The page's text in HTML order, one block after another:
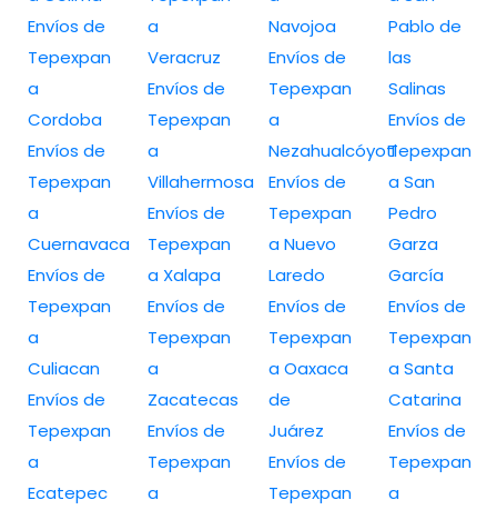
Envíos de
Tepexpan
a
Cordoba
Envíos de
Tepexpan
a
Cuernavaca
Envíos de
Tepexpan
a
Culiacan
Envíos de
Tepexpan
a
Ecatepec
a
Veracruz
Envíos de
Tepexpan
a
Villahermosa
Envíos de
Tepexpan
a Xalapa
Envíos de
Tepexpan
a
Zacatecas
Envíos de
Tepexpan
a
Navojoa
Envíos de
Tepexpan
a
Nezahualcóyotl
Envíos de
Tepexpan
a Nuevo
Laredo
Envíos de
Tepexpan
a Oaxaca
de
Juárez
Envíos de
Tepexpan
Pablo de
las
Salinas
Envíos de
Tepexpan
a San
Pedro
Garza
García
Envíos de
Tepexpan
a Santa
Catarina
Envíos de
Tepexpan
a